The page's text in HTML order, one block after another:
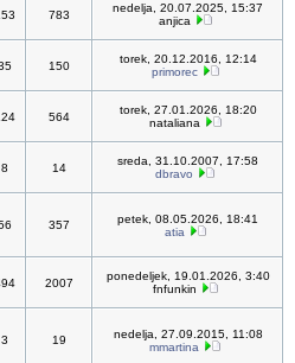
783
nedelja, 20.07.2025, 15:37
anjica
150
torek, 20.12.2016, 12:14
primorec
564
torek, 27.01.2026, 18:20
nataliana
8 14
sreda, 31.10.2007, 17:58
dbravo
357
petek, 08.05.2026, 18:41
atia
2007
ponedeljek, 19.01.2026, 3:40
fnfunkin
3 19
nedelja, 27.09.2015, 11:08
mmartina